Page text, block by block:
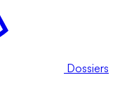
Dossiers